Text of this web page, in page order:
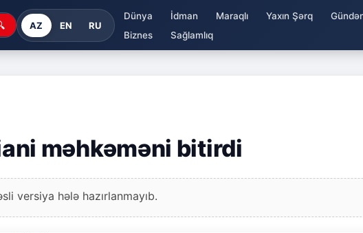
AZ EN RU
Dünya İdman Maraqlı Yaxın Şərq
Biznes
Sağlamlıq
məhkəməni bitirdi
versiya hələ hazırlanmayıb.